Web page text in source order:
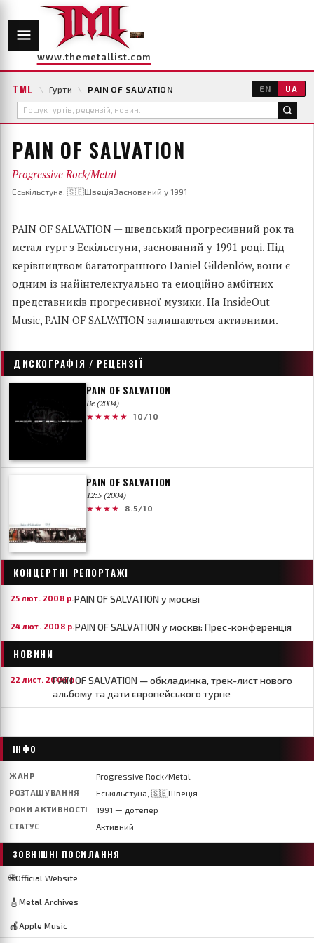
www.themetallist.com
TML \ Гурти \ PAIN OF SALVATION EN UA
PAIN OF SALVATION
Progressive Rock/Metal
Еськільстуна, 🇸🇪ШвеціяЗаснований у 1991
PAIN OF SALVATION — шведський прогресивний рок та
метал гурт з Ескільстуни, заснований у 1991 році. Під
керівництвом багатогранного Daniel Gildenlöw, вони є
одним із найінтелектуально та емоційно амбітних
представників прогресивної музики. На InsideOut
Music, PAIN OF SALVATION залишаються активними.
ДИСКОГРАФІЯ / РЕЦЕНЗІЇ
PAIN OF SALVATION
Be (2004)
★★★★★
10/10
PAIN OF SALVATION
12:5 (2004)
★★★★
8.5/10
КОНЦЕРТНІ РЕПОРТАЖІ
25 лют. 2008 р.PAIN OF SALVATION у москві
24 лют. 2008 р.PAIN OF SALVATION у москві: Прес-конференція
НОВИНИ
22 лист. 2006 р.PAIN OF SALVATION — обкладинка, трек-лист нового
альбому та дати європейського турне
ІНФО
ЖАНР Progressive Rock/Metal
РОЗТАШУВАННЯ Еськільстуна, 🇸🇪Швеція
РОКИ АКТИВНОСТІ 1991 — дотепер
СТАТУС Активний
ЗОВНІШНІ ПОСИЛАННЯ
🌐Official Website
🎸 Metal Archives
🍎 Apple Music